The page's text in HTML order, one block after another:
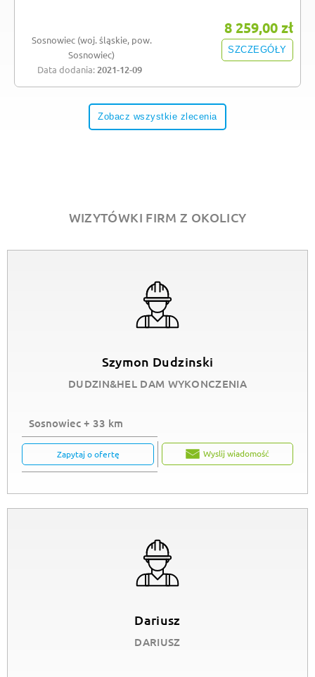
Sosnowiec (woj. śląskie, pow.
Sosnowiec)
Data dodania: 2021-12-09
8 259,00 zł
SZCZEGÓŁY
Zobacz wszystkie zlecenia
WIZYTÓWKI FIRM Z OKOLICY
Szymon Dudzinski
DUDZIN&HEL DAM WYKONCZENIA
Sosnowiec + 33 km
Zapytaj o ofertę Wyslij wiadomość
Dariusz
DARIUSZ